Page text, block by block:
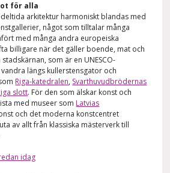
för alla
arkitektur harmoniskt blandas med
något som tilltalar många
med många andra europeiska
billigare när det gäller boende, mat och
som är en UNESCO-
längs kullerstensgator och
Riga-katedralen, Svarthuvudbrödernas
slott. För den som älskar konst och
med museer som Latvias
och det moderna konstcentret
av allt från klassiska mästerverk till
idag